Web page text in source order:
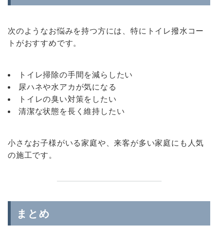
次のようなお悩みを持つ方には、特にトイレ撥水コー
トがおすすめです。
トイレ掃除の手間を減らしたい
尿ハネや水アカが気になる
トイレの臭い対策をしたい
清潔な状態を長く維持したい
小さなお子様がいる家庭や、来客が多い家庭にも人気
の施工です。
まとめ